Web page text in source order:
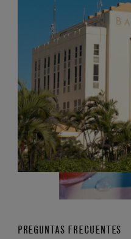
PREGUNTAS FRECUENTES